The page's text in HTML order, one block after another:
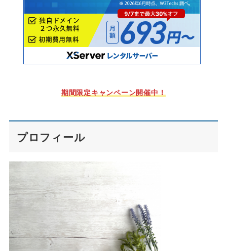
期間限定キャンペーン開催中！
プロフィール